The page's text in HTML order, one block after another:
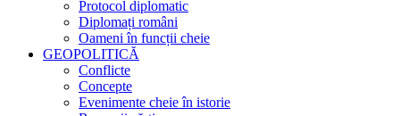
Protocol diplomatic
Diplomați români
Oameni în funcții cheie
GEOPOLITICĂ
Conflicte
Concepte
Evenimente cheie în istorie